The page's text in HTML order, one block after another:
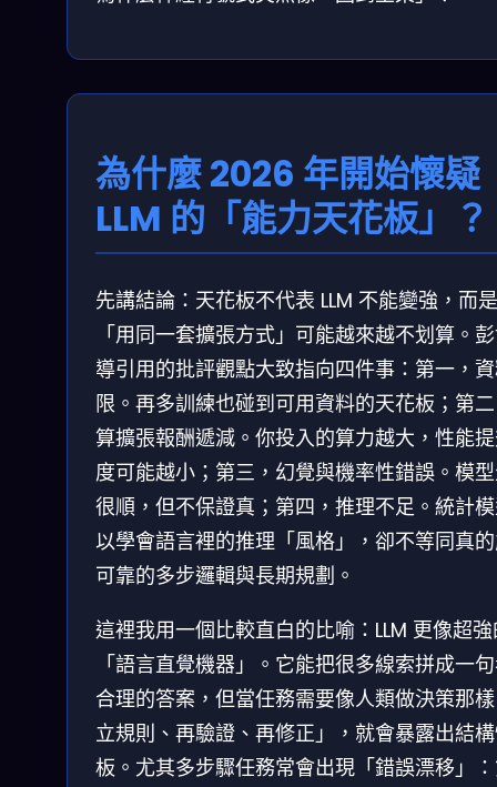
為什麼 2026 年開始懷疑
LLM 的「能力天花板」？
先講結論：天花板不代表 LLM 不能變強，而是
「用同一套擴張方式」可能越來越不划算。
導引用的批評觀點大致指向四件事：第一，
限。再多訓練也碰到可用資料的天花板；第
算擴張報酬遞減。你投入的算力越大，性能
度可能越小；第三，幻覺與機率性錯誤。模
很順，但不保證真；第四，推理不足。統計
以學會語言裡的推理「風格」，卻不等同真
可靠的多步邏輯與長期規劃。
這裡我用一個比較直白的比喻：LLM 更像超
「語言直覺機器」。它能把很多線索拼成一
合理的答案，但當任務需要像人類做決策那
立規則、再驗證、再修正」，就會暴露出結
板。尤其多步驟任務常會出現「錯誤漂移」